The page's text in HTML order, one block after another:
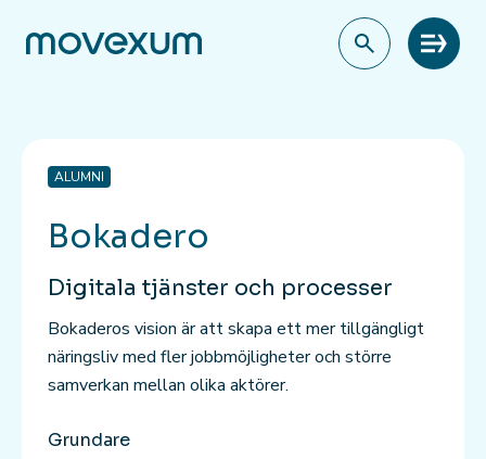
Meny
ALUMNI
Bokadero
Digitala tjänster och processer
Bokaderos vision är att skapa ett mer tillgängligt
näringsliv med fler jobbmöjligheter och större
samverkan mellan olika aktörer.
Grundare